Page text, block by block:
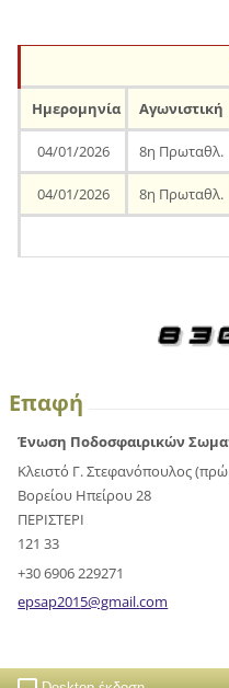
Ημερομηνία Αγωνιστική
04/01/2026 8η Πρωταθλ.
04/01/2026 8η Πρωταθλ.
Επαφή
Ένωση Ποδοσφαιρικών
Κλειστό Γ. Στεφανόπουλος
Βορείου Ηπείρου 28
ΠΕΡΙΣΤΕΡΙ
121 33
+30 6906 229271
epsap2015@gmail.com